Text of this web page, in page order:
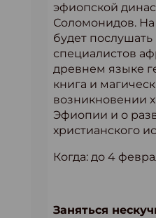
эфиопской
Соломонидов.
будет послушать
специалистов
древнем языке
книга и
возникновении
Эфиопии и о
христианского
Когда: до 4
Заняться